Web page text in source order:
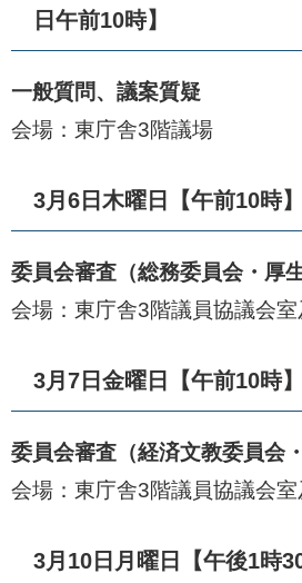
日午前10時】
一般質問、議案質疑
​会場：東庁舎3階議場
3月6日木曜日【午前10時】
委員会審査（総務委員会・厚
会場：東庁舎3階議員協議会
3月7日金曜日【午前10時】
委員会審査（経済文教委員会
会場：東庁舎3階議員協議会
3月10日月曜日【午後1時30